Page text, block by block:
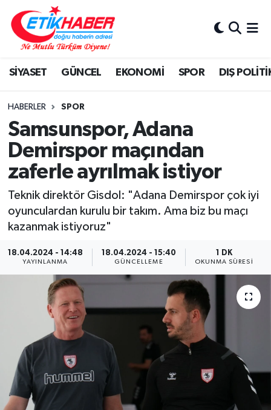
SİYASET GÜNCEL EKONOMİ SPOR DIŞ
HABERLER SPOR
Samsunspor, Adana
Demirspor maçından
zaferle ayrılmak istiyor
Teknik direktör Gisdol: "Adana Demirspor çok iyi
oyunculardan kurulu bir takım. Ama biz bu maçı
kazanmak istiyoruz"
18.04.2024 - 14:48
YAYINLANMA
18.04.2024 - 15:40
GÜNCELLEME
1 DK
OKUNMA SÜRESI
BİLİM-TEKNOLOJİ
DIŞ POLİTİKA
DÜNYA
EĞİTİM GENÇLİK
EKONOMİ
KÖŞE YAZILARI
KÜLTÜR-SANAT-MAGAZİN
MEDYA
ÖZEL HABER
RÖPORTAJLAR
SAĞLIK
SİYASET
Nöbetçi Eczaneler
Hava Durumu
İstanbul Namaz Vakitleri
Trafik Durumu
Süper Lig Puan Durumu ve Fikstür
Tüm Manşetler
Son Dakika Haberleri
Haber Arşivi